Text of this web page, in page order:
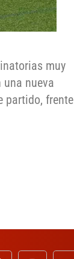
muy
una nueva
partido, frente